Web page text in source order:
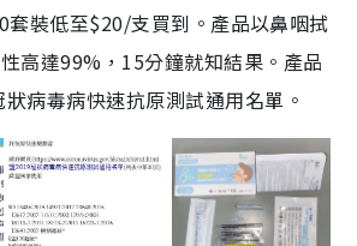
套裝低至$20/支買到。產品以鼻咽拭
高達99%，15分鐘就知結果。產品
病毒病快速抗原測試通用名單。